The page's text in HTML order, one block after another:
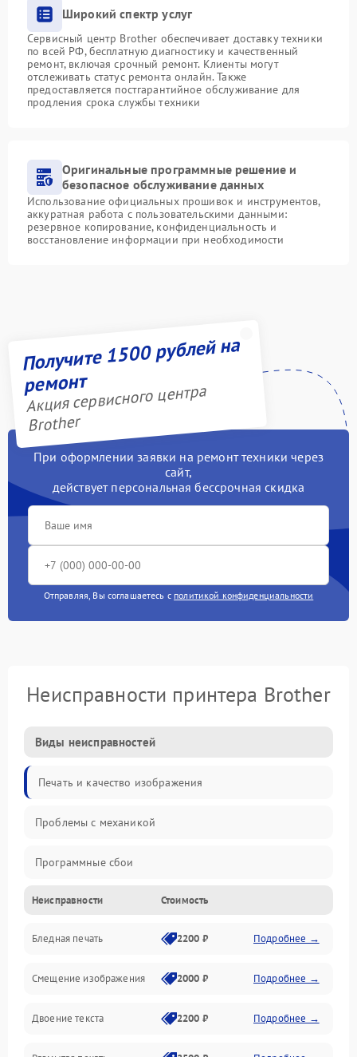
Широкий спектр услуг
Сервисный центр Brother обеспечивает доставку техники
по всей РФ, бесплатную диагностику и качественный
ремонт, включая срочный ремонт. Клиенты могут
отслеживать статус ремонта онлайн. Также
предоставляется постгарантийное обслуживание для
продления срока службы техники
Оригинальные программные решение и
безопасное обслуживание данных
Использование официальных прошивок и инструментов,
аккуратная работа с пользовательскими данными:
резервное копирование, конфиденциальность и
восстановление информации при необходимости
Получите 1500 рублей на
ремонт
Акция сервисного центра
Brother
При оформлении заявки на ремонт техники через
сайт,
действует персональная бессрочная скидка
Отправляя, Вы соглашаетесь с политикой конфиденциальности
Неисправности принтера Brother
Виды неисправностей
Печать и качество изображения
Проблемы с механикой
Программные сбои
Программные ошибки
Картриджи и расходники
Механика и узлы
Подключение и интерфейсы
Неисправности Стоимость
Бледная печать 2200 ₽ Подробнее →
Смещение изображения 2000 ₽ Подробнее →
Двоение текста 2200 ₽ Подробнее →